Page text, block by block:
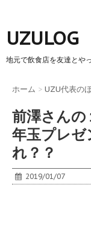
UZULOG
地元で飲食店を友達とや
ホーム > UZU代表の
前澤さんの
年玉プレ
れ？？
2019/01/07